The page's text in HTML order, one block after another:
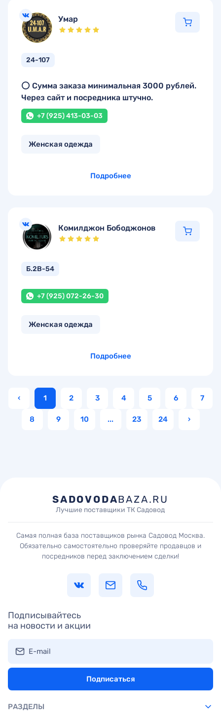
Умар
24-107
⭕ Сумма заказа минимальная 3000 рублей.
Через сайт и посредника штучно.
+7 (925) 413-03-03
Женская одежда
Подробнее
Комилджон Бободжонов
Б.2В-54
+7 (925) 072-26-30
Женская одежда
Подробнее
‹ 1 2 3 4 5 6 7
8 9 10 ... 23 24 ›
SADOVODABAZA.RU
Лучшие поставщики ТК Садовод
Самая полная база поставщиков рынка Садовод Москва.
Обязательно самостоятельно проверяйте продавцов и
посредников перед заключением сделки!
Подписывайтесь
на новости и акции
E-mail
Подписаться
РАЗДЕЛЫ